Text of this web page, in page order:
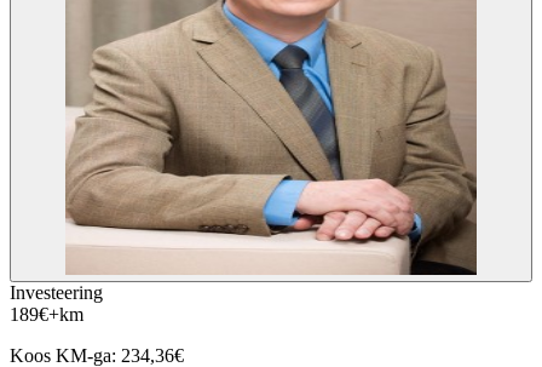
Investeering
189€+km
Koos KM-ga: 234,36€